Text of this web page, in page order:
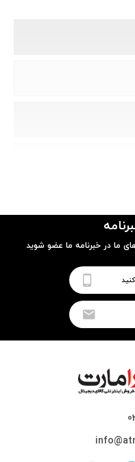
ما در خبرنامه ما عضو شوید